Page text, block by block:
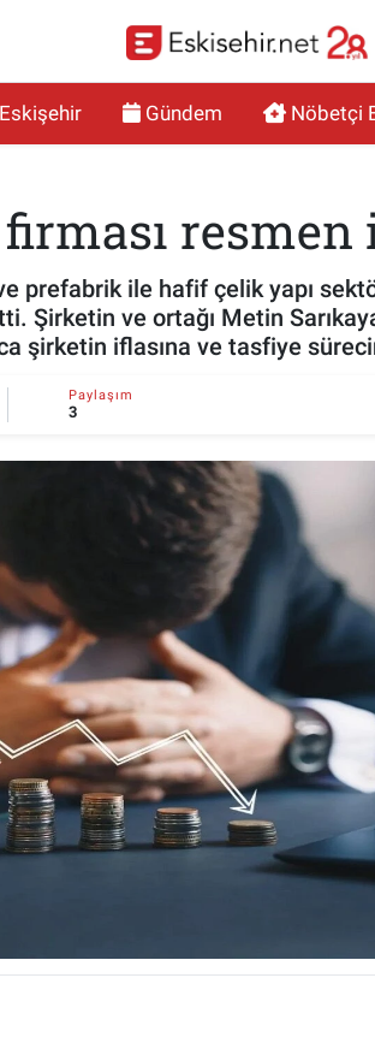
Eskişehir Gündem Nöbetçi
resmen
prefabrik ile hafif çelik yapı
Şirketin ve ortağı Metin
şirketin iflasına ve tasfiye
Paylaşım
3